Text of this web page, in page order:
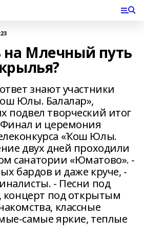
на Млечный путь
знают участники
Юлы. Балалар»,
подвел творческий итог
и церемония
«Ҡош Юлы.
двух дней проходили
санатории «Юматово». -
бардов и даже круче, -
- Песни под
концерт под открытым
классные
самые яркие, теплые